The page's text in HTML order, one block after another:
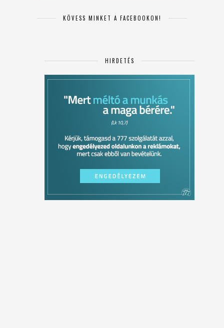
KÖVESS MINKET A FACEBOOKON!
HIRDETÉS